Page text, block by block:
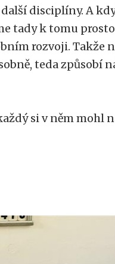
disciplíny. A
tady k tomu
rozvoji. Takže
teda způsobí
si v něm mohl